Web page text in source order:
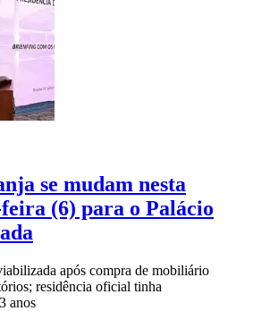
se mudam nesta
(6) para o Palácio
após compra de mobiliário
residência oficial tinha
anos